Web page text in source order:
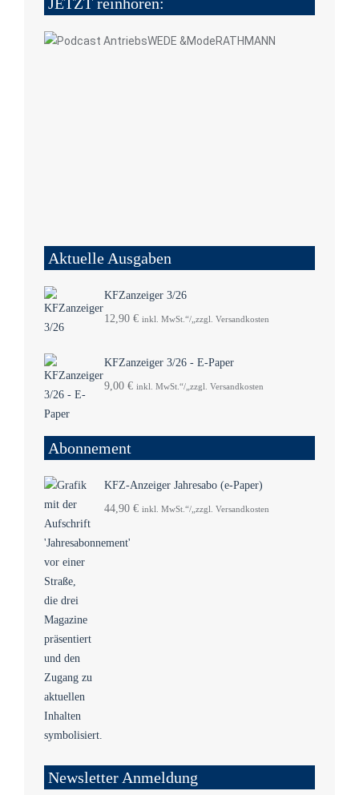
Aktuelle Ausgaben
KFZanzeiger 3/26
12,90 € inkl. MwSt.“/„zzgl. Versandkosten
KFZanzeiger 3/26 - E-Paper
9,00 € inkl. MwSt.“/„zzgl. Versandkosten
Abonnement
KFZ-Anzeiger Jahresabo (e-Paper)
44,90 € inkl. MwSt.“/„zzgl. Versandkosten
Newsletter Anmeldung